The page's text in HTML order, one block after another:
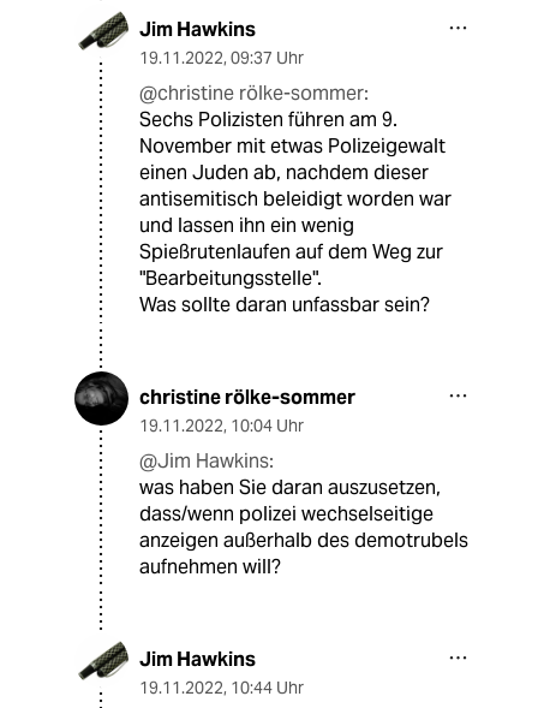
Jim Hawkins
19.11.2022, 09:37 Uhr
@christine rölke-sommer:
Sechs Polizisten führen am 9.
November mit etwas Polizeigewalt
einen Juden ab, nachdem dieser
antisemitisch beleidigt worden war
und lassen ihn ein wenig
Spießrutenlaufen auf dem Weg zur
"Bearbeitungsstelle".
Was sollte daran unfassbar sein?
christine rölke-sommer
19.11.2022, 10:04 Uhr
@Jim Hawkins:
was haben Sie daran auszusetzen,
dass/wenn polizei wechselseitige
anzeigen außerhalb des demotrubels
aufnehmen will?
Jim Hawkins
19.11.2022, 10:44 Uhr